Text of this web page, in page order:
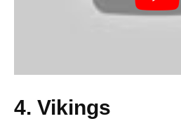
4. Vikings